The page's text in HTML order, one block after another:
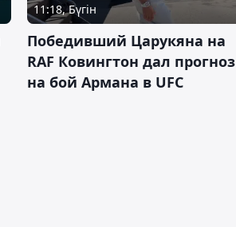
11:18, Бүгін
Победивший Царукяна на
RAF Ковингтон дал прогноз
на бой Армана в UFC